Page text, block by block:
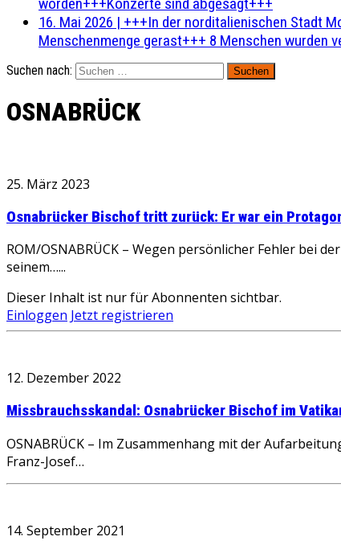
16. Mai 2026 | +++In der norditalienischen Stadt
Menschenmenge gerast+++ 8 Menschen wurden
Suchen nach:
OSNABRÜCK
25. März 2023
Osnabrücker Bischof tritt zurück: Er war ein
ROM/OSNABRÜCK – Wegen persönlicher Fehler bei
seinem…...
Dieser Inhalt ist nur für Abonnenten sichtbar.
Einloggen Jetzt registrieren
12. Dezember 2022
Missbrauchsskandal: Osnabrücker Bischof im
OSNABRÜCK – Im Zusammenhang mit der
Franz-Josef…
14. September 2021